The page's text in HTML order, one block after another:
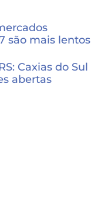
são mais lentos
Caxias do Sul
abertas